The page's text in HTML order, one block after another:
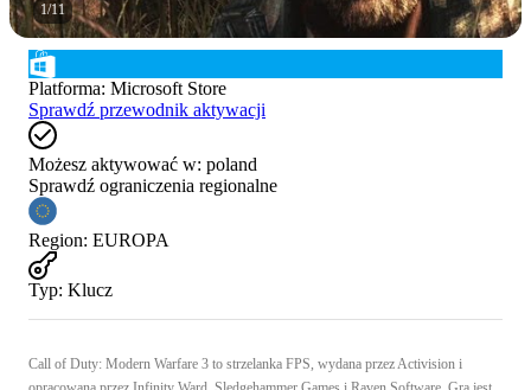
1/11
Platforma: Microsoft Store
Sprawdź przewodnik aktywacji
Możesz aktywować w: poland
Sprawdź ograniczenia regionalne
Region: EUROPA
Typ: Klucz
Call of Duty: Modern Warfare 3 to strzelanka FPS, wydana przez Activision i